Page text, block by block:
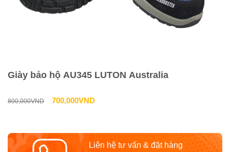
Giày bảo hộ AU345 LUTON Australia
800,000VND
Giá
là:
700,000VNDGiá
tại
Liên hệ tư vấn & đặt hàng